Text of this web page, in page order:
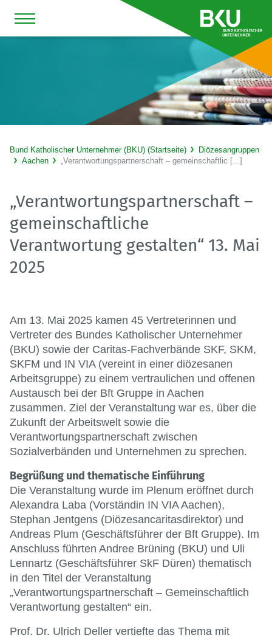
Bund Katholischer Unternehmer (BKU) (Startseite)
Diözesangruppen
Aachen
„Verantwortungspartnerschaft – gemeinschaftlic [...]
„Verantwortungspartnerschaft –
gemeinschaftliche
Verantwortung gestalten“ 13. Mai
2025
Am 13. Mai 2025 kamen 45 Vertreterinnen und
Vertreter des Bundes Katholischer Unternehmer
(BKU) sowie der Caritas-Fachverbände SKF, SKM,
SKFM und IN VIA (vereint in einer diözesanen
Arbeitsgruppe) zu einem vertraulichen und offenen
Austausch bei der Bft Gruppe in Aachen
zusammen. Ziel der Veranstaltung war es, über die
Zukunft der Arbeitswelt sowie die
Verantwortungspartnerschaft zwischen
Sozialverbänden und Unternehmen zu sprechen.
Begrüßung und thematische Einführung
Die Veranstaltung wurde im Plenum eröffnet durch
Alexandra Laba (Vorständin IN VIA Aachen),
Stephan Jentgens (Diözesancaritasdirektor) und
Andreas Plum (Geschäftsführer der Bft Gruppe). Im
Anschluss führten Andree Brüning (BKU) und Uli
Lennartz (Geschäftsführer SkF Düren) thematisch
in den Titel der Veranstaltung
„Verantwortungspartnerschaft – Gemeinschaftlich
Verantwortung gestalten“ ein.
Prof. Dr. Ulrich Deller vertiefte das Thema mit